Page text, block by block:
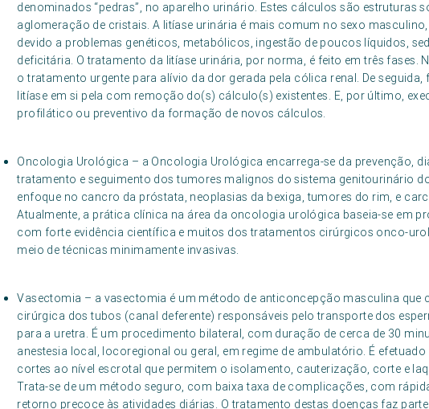
denominados “pedras”, no aparelho urinário. Estes cálculos são estruturas
aglomeração de cristais. A litíase urinária é mais comum no sexo
devido a problemas genéticos, metabólicos, ingestão de poucos líquidos,
deficitária. O tratamento da litíase urinária, por norma, é feito em três fases.
o tratamento urgente para alívio da dor gerada pela cólica renal. De seguida,
litíase em si pela com remoção do(s) cálculo(s) existentes. E, por último,
profilático ou preventivo da formação de novos cálculos.
Oncologia Urológica – a Oncologia Urológica encarrega-se da prevenção,
tratamento e seguimento dos tumores malignos do sistema genitourinário
enfoque no cancro da próstata, neoplasias da bexiga, tumores do rim, e
Atualmente, a prática clínica na área da oncologia urológica baseia-se em
com forte evidência científica e muitos dos tratamentos cirúrgicos onco-
meio de técnicas minimamente invasivas.
Vasectomia – a vasectomia é um método de anticoncepção masculina que
cirúrgica dos tubos (canal deferente) responsáveis pelo transporte dos
para a uretra. É um procedimento bilateral, com duração de cerca de 30
anestesia local, locoregional ou geral, em regime de ambulatório. É efetuado
cortes ao nível escrotal que permitem o isolamento, cauterização, corte e
Trata-se de um método seguro, com baixa taxa de complicações, com
retorno precoce às atividades diárias. O tratamento destas doenças faz